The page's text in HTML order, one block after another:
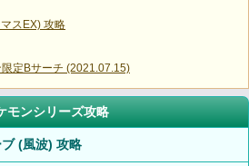
スEX) 攻略
定Bサーチ (2021.07.15)
モンシリーズ攻略
(風波) 攻略